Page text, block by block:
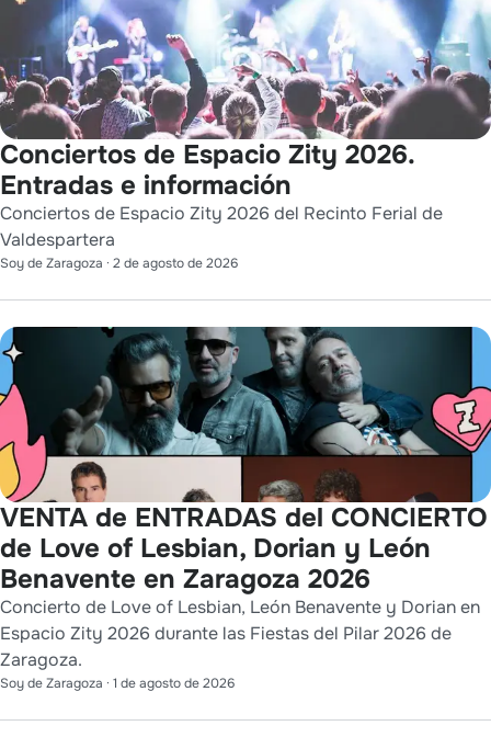
Conciertos de Espacio Zity 2026.
Entradas e información
Conciertos de Espacio Zity 2026 del Recinto Ferial de
Valdespartera
Soy de Zaragoza · 2 de agosto de 2026
VENTA de ENTRADAS del CONCIERTO
de Love of Lesbian, Dorian y León
Benavente en Zaragoza 2026
Concierto de Love of Lesbian, León Benavente y Dorian en
Espacio Zity 2026 durante las Fiestas del Pilar 2026 de
Zaragoza.
Soy de Zaragoza · 1 de agosto de 2026